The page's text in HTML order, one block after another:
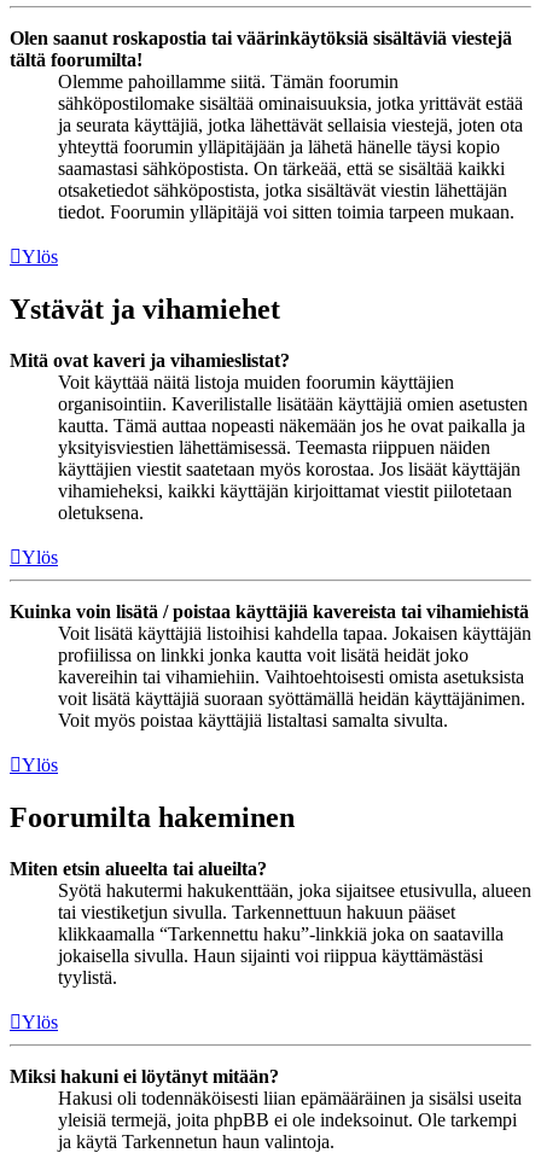
Olen saanut roskapostia tai väärinkäytöksiä sisältäviä viestejä
tältä foorumilta!
Olemme pahoillamme siitä. Tämän foorumin
sähköpostilomake sisältää ominaisuuksia, jotka yrittävät estää
ja seurata käyttäjiä, jotka lähettävät sellaisia viestejä, joten ota
yhteyttä foorumin ylläpitäjään ja lähetä hänelle täysi kopio
saamastasi sähköpostista. On tärkeää, että se sisältää kaikki
otsaketiedot sähköpostista, jotka sisältävät viestin lähettäjän
tiedot. Foorumin ylläpitäjä voi sitten toimia tarpeen mukaan.
Ylös
Ystävät ja vihamiehet
Mitä ovat kaveri ja vihamieslistat?
Voit käyttää näitä listoja muiden foorumin käyttäjien
organisointiin. Kaverilistalle lisätään käyttäjiä omien asetusten
kautta. Tämä auttaa nopeasti näkemään jos he ovat paikalla ja
yksityisviestien lähettämisessä. Teemasta riippuen näiden
käyttäjien viestit saatetaan myös korostaa. Jos lisäät käyttäjän
vihamieheksi, kaikki käyttäjän kirjoittamat viestit piilotetaan
oletuksena.
Ylös
Kuinka voin lisätä / poistaa käyttäjiä kavereista tai vihamiehistä
Voit lisätä käyttäjiä listoihisi kahdella tapaa. Jokaisen käyttäjän
profiilissa on linkki jonka kautta voit lisätä heidät joko
kavereihin tai vihamiehiin. Vaihtoehtoisesti omista asetuksista
voit lisätä käyttäjiä suoraan syöttämällä heidän käyttäjänimen.
Voit myös poistaa käyttäjiä listaltasi samalta sivulta.
Ylös
Foorumilta hakeminen
Miten etsin alueelta tai alueilta?
Syötä hakutermi hakukenttään, joka sijaitsee etusivulla, alueen
tai viestiketjun sivulla. Tarkennettuun hakuun pääset
klikkaamalla “Tarkennettu haku”-linkkiä joka on saatavilla
jokaisella sivulla. Haun sijainti voi riippua käyttämästäsi
tyylistä.
Ylös
Miksi hakuni ei löytänyt mitään?
Hakusi oli todennäköisesti liian epämääräinen ja sisälsi useita
yleisiä termejä, joita phpBB ei ole indeksoinut. Ole tarkempi
ja käytä Tarkennetun haun valintoja.